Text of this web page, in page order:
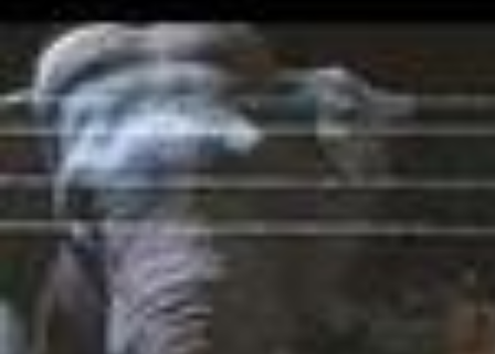
पोसानी कृष्णा मुरली जूनियर एनटीआर से कह रहा है वो काजल अग्रवाल के साथ
कुछ गलत ना करे